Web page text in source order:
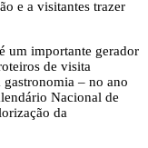
e a visitantes trazer
um importante gerador
de visita
gastronomia – no ano
Nacional de
da